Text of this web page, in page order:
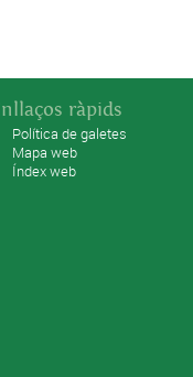
ràpids
Política de galetes
Mapa web
Índex web